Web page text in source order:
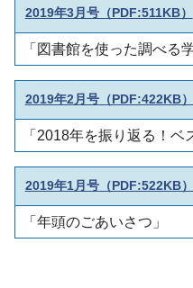
2019年3月号（PDF:511KB）
「図書館を使った調べる
2019年2月号（PDF:422KB）
「2018年を振り返る！ベ
2019年1月号（PDF:522KB）
「年頭のごあいさつ」